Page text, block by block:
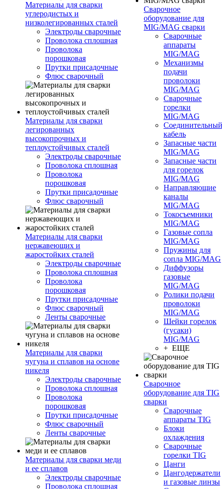
Материалы для сварки
углеродистых и
низколегированных сталей
Электроды сварочные
Проволока сплошная
Проволока
порошковая
Прутки присадочные
Флюс сварочный
Материалы для сварки
легированных
высокопрочных и
теплоустойчивых сталей
Электроды сварочные
Проволока сплошная
Проволока
порошковая
Прутки присадочные
Флюс сварочный
Материалы для сварки
нержавеющих и
жаростойких сталей
Электроды сварочные
Проволока сплошная
Проволока
порошковая
Прутки присадочные
Флюс сварочный
Ленты сварочные
Материалы для сварки
чугуна и сплавов на основе
никеля
Электроды сварочные
Проволока сплошная
Проволока
порошковая
Прутки присадочные
Флюс сварочный
Ленты сварочные
Материалы для сварки меди
и ее сплавов
Электроды сварочные
Проволока сплошная
Сварочное
оборудование для
MIG/MAG сварки
Сварочные
аппараты
MIG/MAG
Механизмы
подачи
проволоки
MIG/MAG
Сварочные
горелки
MIG/MAG
Соединительный
кабель
Запасные части
MIG/MAG
Запасные части
для горелок
MIG/MAG
Направляющие
каналы
MIG/MAG
Токосъемники
MIG/MAG
Газовые сопла
MIG/MAG
Пружины для
сопла MIG/MAG
Диффузоры
газовые
MIG/MAG
Ролики подачи
проволоки
MIG/MAG
Шейки горелок
(гусаки)
MIG/MAG
+ ЕЩЕ
Сварочное
оборудование для TIG
сварки
Сварочные
аппараты TIG
Блоки
охлаждения
Сварочные
горелки TIG
Цанги
Цангодержатели
и газовые линзы